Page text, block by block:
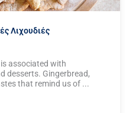
Λιχουδιές
associated with
desserts. Gingerbread,
that remind us of ...